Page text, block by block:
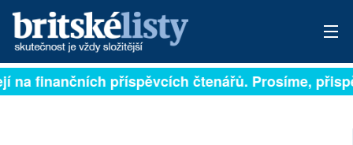
PŘIHLÁSIT
finančních příspěvcích čtenářů. Prosíme,